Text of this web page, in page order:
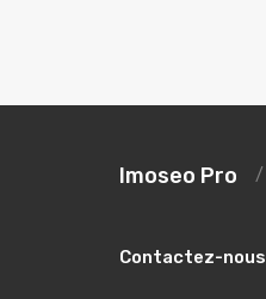
Imoseo Pro /
Contactez-nous